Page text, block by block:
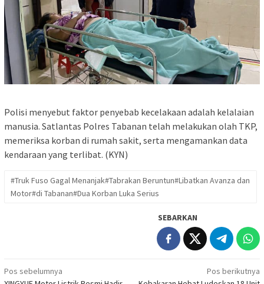
Polisi menyebut faktor penyebab kecelakaan adalah kelalaian
manusia. Satlantas Polres Tabanan telah melakukan olah TKP,
memeriksa korban di rumah sakit, serta mengamankan data
kendaraan yang terlibat. (KYN)
#Truk Fuso Gagal Menanjak#Tabrakan Beruntun#Libatkan Avanza dan
Motor#di Tabanan#Dua Korban Luka Serius
SEBARKAN
Navigasi
Pos sebelumnya
Pos berikutnya